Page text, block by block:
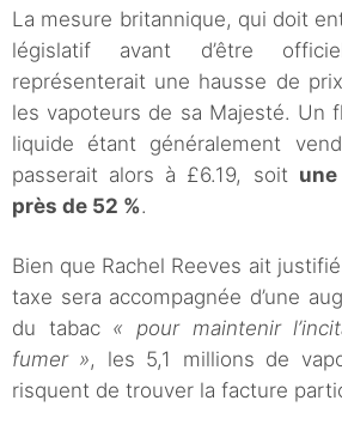
La mesure britannique, qui doit
législatif avant d’être
représenterait une hausse de
les vapoteurs de sa Majesté. Un
liquide étant généralement
passerait alors à £6.19, soit
près de 52 %.
Bien que Rachel Reeves ait
taxe sera accompagnée d’une
du tabac « pour maintenir
fumer », les 5,1 millions de
risquent de trouver la facture